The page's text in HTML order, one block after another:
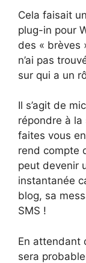
Cela faisait
plug-in pour
des « brèves
n’ai pas
sur qui a un
Il s’agit de
répondre à la
faites vous
rend compte
peut devenir
instantanée
blog, sa
SMS !
En attendant
sera